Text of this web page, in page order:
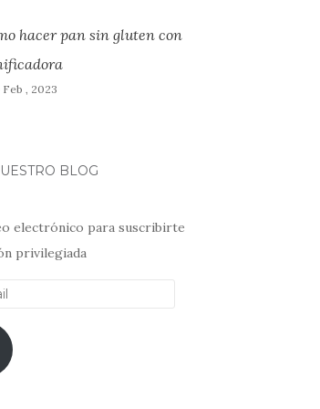
hacer pan sin gluten con
, 2023
BLOG
electrónico para suscribirte
privilegiada